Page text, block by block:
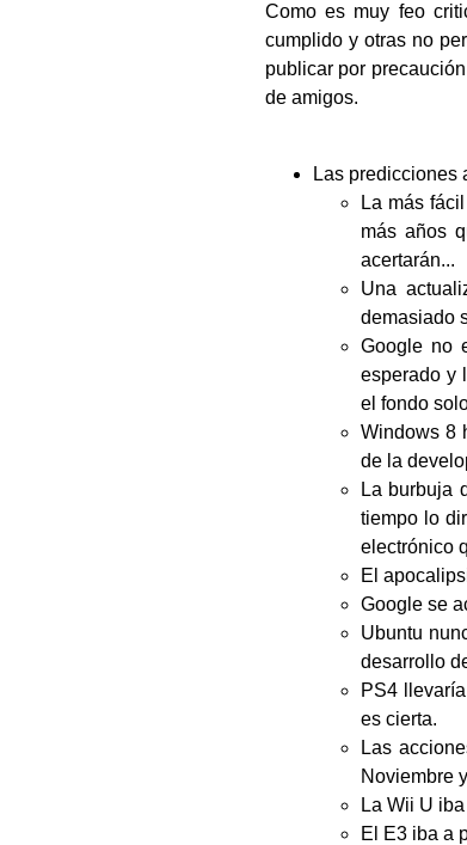
Como es muy feo
cumplido y otras no
publicar por
de amigos.
Las predicciones
La más
más años
acertarán...
Una
demasiado
Google no
esperado y
el fondo
Windows 8
de la
La burbuja
tiempo lo
electrónico
El
Google se
Ubuntu
desarrollo
PS4
es cierta.
Las
Noviembre
La Wii U
El E3 iba a